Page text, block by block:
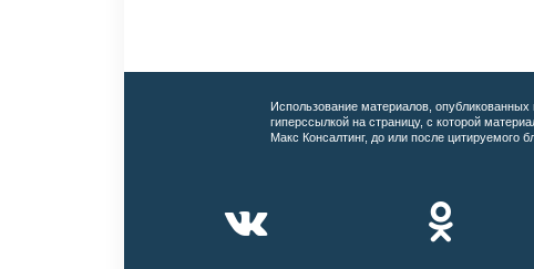
Использование материалов, опубликованных
гиперссылкой на страницу, с которой
Макс Консалтинг, до или после цитируемого